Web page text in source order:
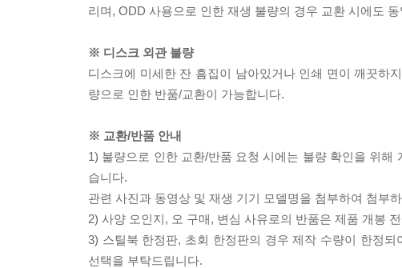
리며, ODD 사용으로 인한 재생 불량의 경우 교환 시에도
※ 디스크 외관 불량
디스크에 미세한 잔 흠집이 남아있거나 인쇄 면이 깨끗하
량으로 인한 반품/교환이 가능합니다.
※ 교환/반품 안내
1) 불량으로 인한 교환/반품 요청 시에는 불량 확인을 위
습니다.
관련 사진과 동영상 및 재생 기기 모델명을 첨부하여 첨부
2) 사양 오인지, 오 구매, 변심 사유로의 반품은 제품 개봉
3) 스틸북 한정판, 초회 한정판의 경우 제작 수량이 한정
선택을 부탁드립니다.